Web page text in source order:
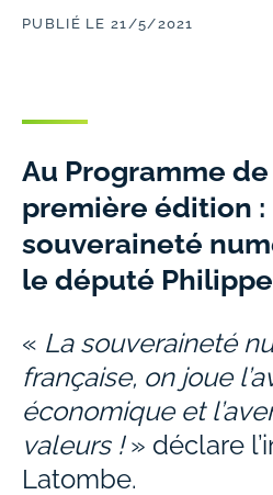
PUBLIÉ LE 21/5/2021
Au Programme
première édition :
souveraineté
le député
« La souveraineté
française, on joue
économique et
valeurs !» déclare
Latombe.